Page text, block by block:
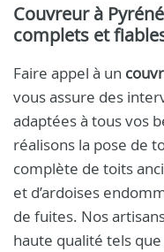
Couvreur à
complets et
Faire appel à un
vous assure des
adaptées à tous vos
réalisons la pose de
complète de toits
et d’ardoises
de fuites. Nos
haute qualité tels que